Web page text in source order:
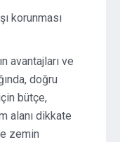
korunması
avantajları ve
doğru
bütçe,
alanı dikkate
zemin